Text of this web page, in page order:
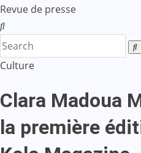
Revue de presse
Culture
Clara Madoua
la première